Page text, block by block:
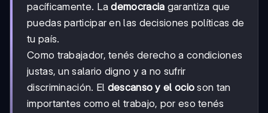
pacíficamente. Lademocracia garantiza que
puedas participar en las decisiones políticas de
tu país.
Como trabajador, tenés derecho a condiciones
justas, un salario digno y a no sufrir
discriminación. El descanso y el ocio son tan
importantes como el trabajo, por eso tenés